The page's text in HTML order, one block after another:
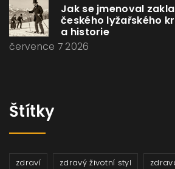
Jak se jmenoval
českého lyžařského
a historie
července 7 2026
Štítky
zdraví zdravý životní styl